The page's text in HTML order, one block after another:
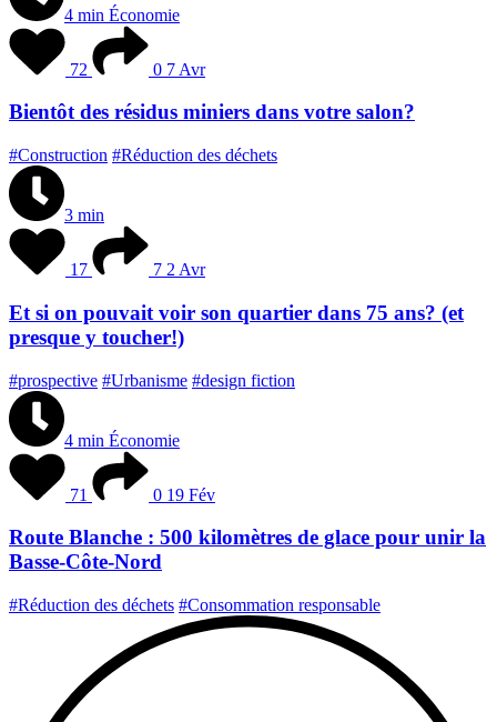
4 min Économie
72 0 7 Avr
Bientôt des résidus miniers dans votre salon?
#Construction #Réduction des déchets
3 min
17 7 2 Avr
Et si on pouvait voir son quartier dans 75 ans? (et
presque y toucher!)
#prospective #Urbanisme #design fiction
4 min Économie
71 0 19 Fév
Route Blanche : 500 kilomètres de glace pour unir la
Basse-Côte-Nord
#Réduction des déchets #Consommation responsable